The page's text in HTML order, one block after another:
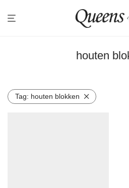
houten
Tag: houten blokken